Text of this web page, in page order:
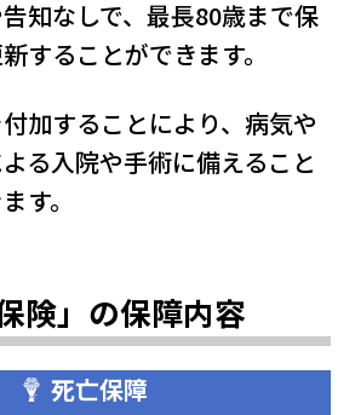
知なしで、最長80歳まで保
することができます。
加することにより、病気や
る入院や手術に備えること
す。
険」の保障内容
死亡保障